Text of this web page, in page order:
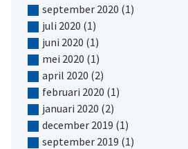
september 2020 (1)
juli 2020 (1)
juni 2020 (1)
mei 2020 (1)
april 2020 (2)
februari 2020 (1)
januari 2020 (2)
december 2019 (1)
september 2019 (1)